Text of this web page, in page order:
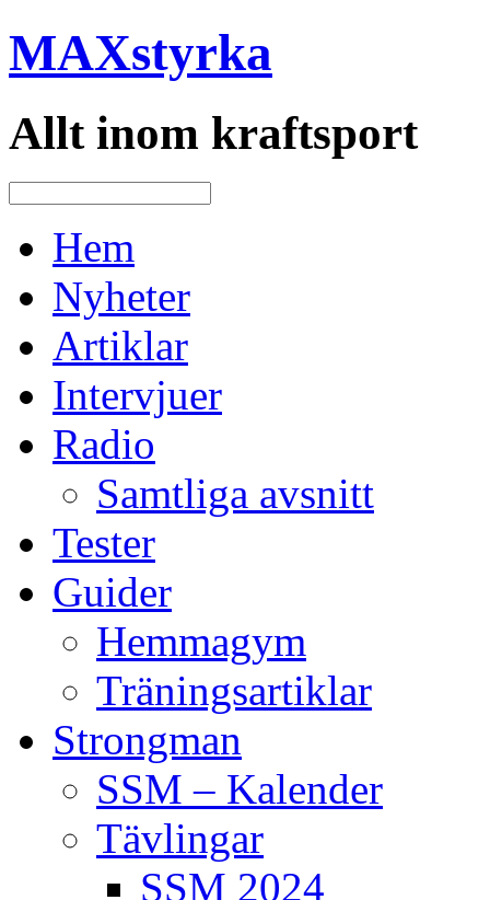
MAXstyrka
Allt inom kraftsport
Hem
Nyheter
Artiklar
Intervjuer
Radio
Samtliga avsnitt
Tester
Guider
Hemmagym
Träningsartiklar
Strongman
SSM – Kalender
Tävlingar
SSM 2024